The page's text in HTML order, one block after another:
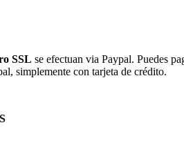
SSL se efectuan via Paypal. Puedes
simplemente con tarjeta de crédito.